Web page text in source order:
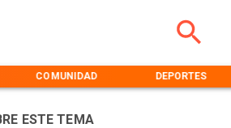
COMUNIDAD DEPORTES
ESTE TEMA